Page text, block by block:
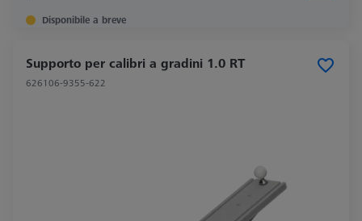
Disponibile a breve
Supporto per calibri a gradini 1.0 RT
626106-9355-622